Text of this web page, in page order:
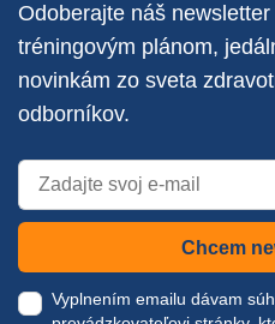
Odoberajte náš
tréningovým plánom,
novinkám zo sveta
odborníkov.
Chcem
Vyplnením emailu dávam